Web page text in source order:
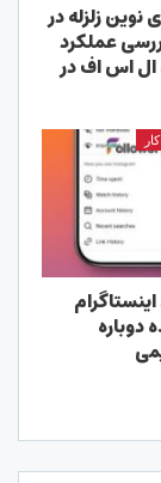
نوین زلزله در
عملکرد
ال اس اف در
دوباره